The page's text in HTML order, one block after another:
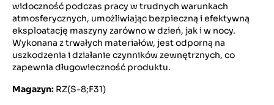
widoczność podczas pracy w trudnych warunkach
atmosferycznych, umożliwiając bezpieczną i efektywną
eksploatację maszyny zarówno w dzień, jak i w nocy.
Wykonana z trwałych materiałów, jest odporną na
uszkodzenia i działanie czynników zewnętrznych, co
zapewnia długowieczność produktu.
Magazyn: RZ(S-8;F31)